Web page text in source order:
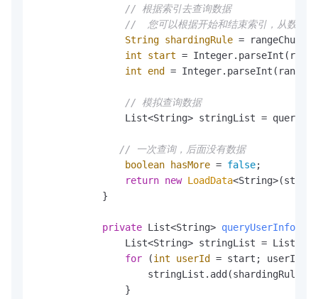
// 根据索引去查询数据
//  您可以根据开始和结束索引，从数据库
String shardingRule =
int
start =
int
end =
// 模拟查询数据
List<String> stringList =
// 一次查询，后面没有数据
boolean
hasMore = false;
return new LoadData
            }
private List<String> queryUserInfo
List<String> stringList =
for (int userId = start; userId
                    stringList.add(shardingRule +
                }